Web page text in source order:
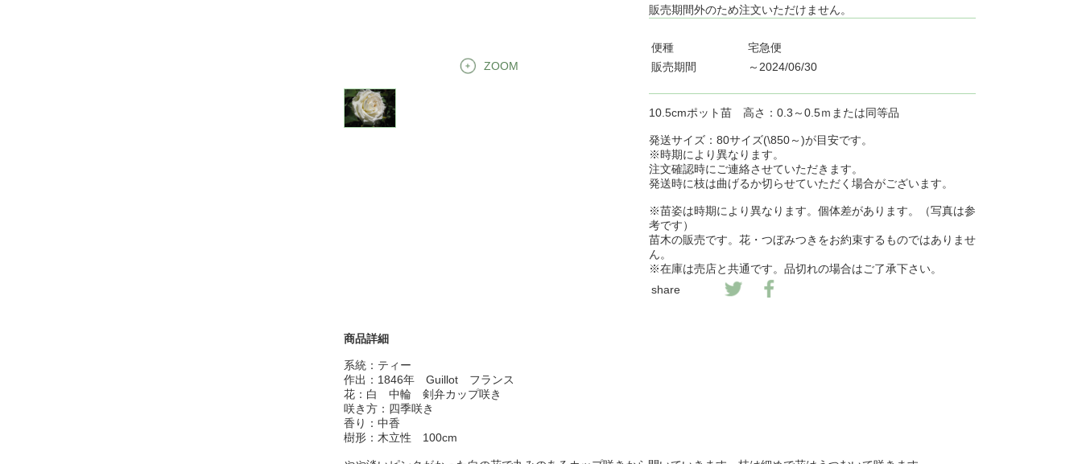
ZOOM
販売期間外のため注文いただけません。
便種
宅急便
販売期間
～2024/06/30
10.5cmポット苗 高さ：0.3～0.5ｍまたは同等品
発送サイズ：80サイズ(\850～)が目安です。
※時期により異なります。
注文確認時にご連絡させていただきます。
発送時に枝は曲げるか切らせていただく場合がございます。
※苗姿は時期により異なります。個体差があります。（写真は参
考です）
苗木の販売です。花・つぼみつきをお約束するものではありませ
ん。
※在庫は売店と共通です。品切れの場合はご了承下さい。
share
商品詳細
系統：ティー
作出：1846年 Guillot フランス
花：白 中輪 剣弁カップ咲き
咲き方：四季咲き
香り：中香
樹形：木立性 100cm